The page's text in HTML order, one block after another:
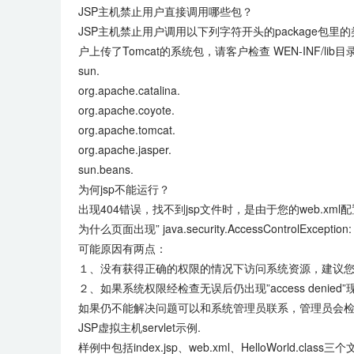
JSP主机禁止用户直接调用哪些包？
JSP主机禁止用户调用以下列字符开头的package包里
户上传了Tomcat的系统包，请客户检查 WEN-INF/lib目
sun.
org.apache.catalina.
org.apache.coyote.
org.apache.tomcat.
org.apache.jasper.
sun.beans.
为何jsp不能运行？
出现404错误，找不到jsp文件时，是由于您的web.xml
为什么页面出现”
可能原因有两点：
１、没有获得正确的权限的情况下访问系统资源，建议
２、如果系统权限经检查无误后仍出现”access
如果仍不能解决问题可以和系统管理员联系，管理员会
JSP虚拟主机servlet示例.
样例中包括index.jsp、web.xml、HelloWorld.class三个